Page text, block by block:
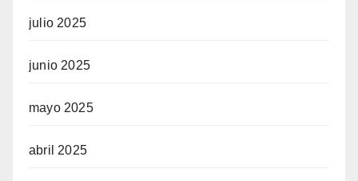
julio 2025
junio 2025
mayo 2025
abril 2025